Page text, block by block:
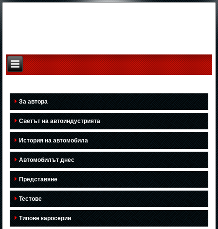
За автора
Светът на автоиндустрията
История на автомобила
Автомобилът днес
Представяне
Тестове
Типове каросерии